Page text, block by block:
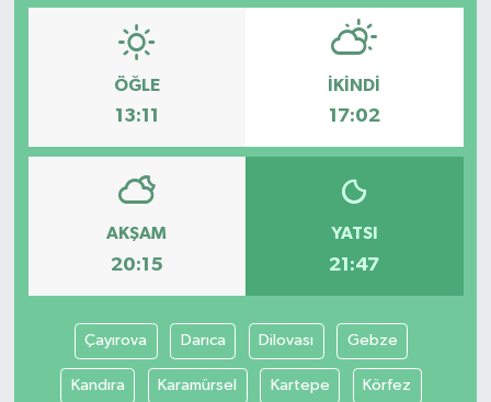
ÖĞLE
13:11
İKINDI
17:02
AKŞAM
20:15
YATSI
21:47
Çayırova Darıca Dilovası Gebze
Kandıra Karamürsel Kartepe Körfez
Okul Gazetesi